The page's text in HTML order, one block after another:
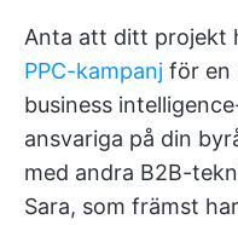
Anta att ditt projekt
PPC-kampanj för en
business
ansvariga på din
med andra B2B-
Sara, som främst